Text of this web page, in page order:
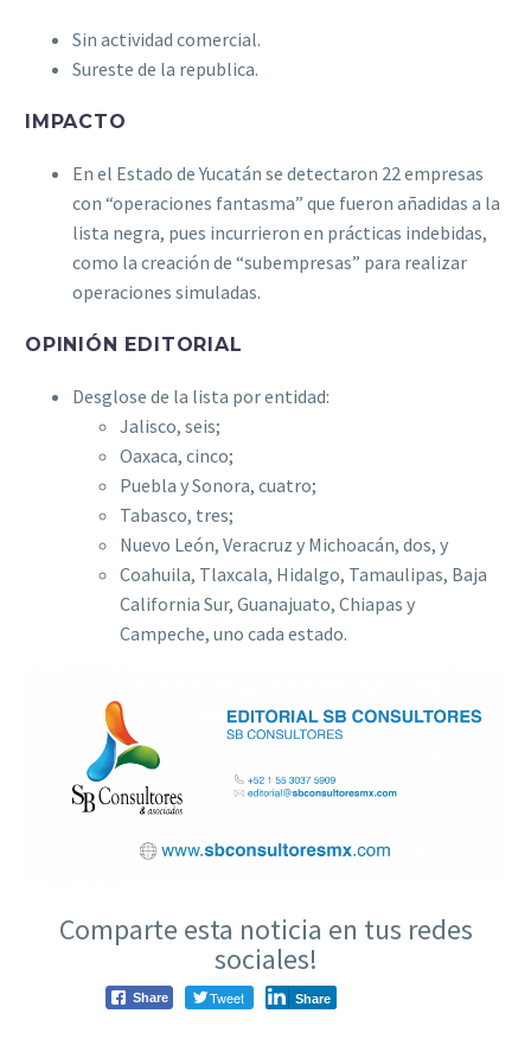
Sin actividad comercial.
Sureste de la republica.
IMPACTO
En el Estado de Yucatán se detectaron 22 empresas
con “operaciones fantasma” que fueron añadidas a la
lista negra, pues incurrieron en prácticas indebidas,
como la creación de “subempresas” para realizar
operaciones simuladas.
OPINIÓN EDITORIAL
Desglose de la lista por entidad:
Jalisco, seis;
Oaxaca, cinco;
Puebla y Sonora, cuatro;
Tabasco, tres;
Nuevo León, Veracruz y Michoacán, dos, y
Coahuila, Tlaxcala, Hidalgo, Tamaulipas, Baja
California Sur, Guanajuato, Chiapas y
Campeche, uno cada estado.
Comparte esta noticia en tus redes
sociales!
Share Tweet Share